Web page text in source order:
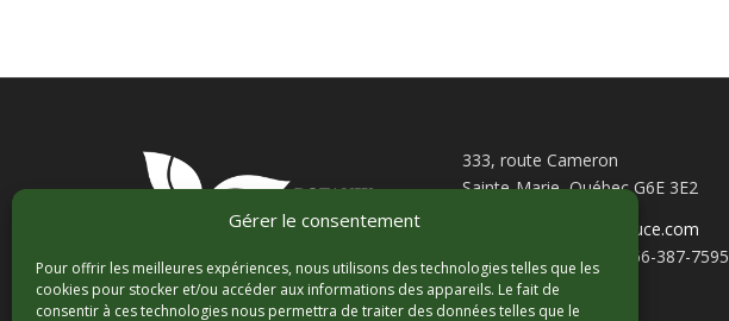
Gérer le consentement
Pour offrir les meilleures expériences, nous utilisons des technologies telles que les
cookies pour stocker et/ou accéder aux informations des appareils. Le fait de
consentir à ces technologies nous permettra de traiter des données telles que le
333, route Cameron
Sainte-Marie, Québec G6E 3E2
centrejardin@hortibeauce.com
T. 418 387-7595 – 1-866-387-7595
F. 418 387-7804